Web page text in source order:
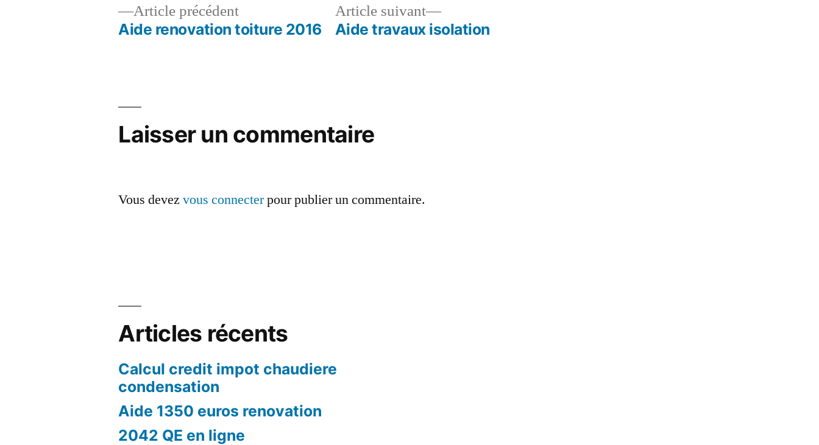
Navigation
Article précédentArticle
précédent :
Aide renovation toiture 2016
Article suivant
Article
suivant :
Aide travaux isolation
Laisser un commentaire
Vous devezvous connecterpour publier un commentaire.
Articles récents
Calcul credit impot chaudiere
condensation
Aide 1350 euros renovation
2042 QE en ligne